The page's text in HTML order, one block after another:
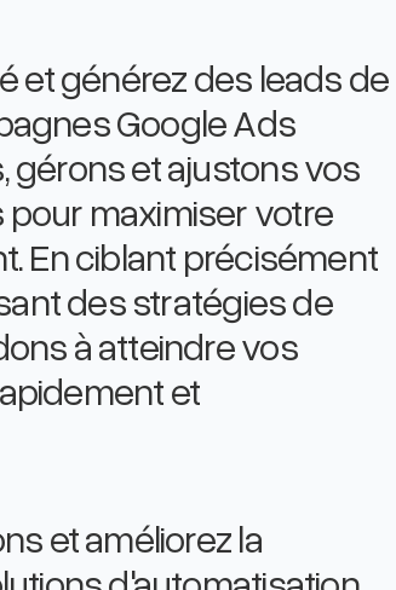
et générez des leads de
Google Ads
gérons et ajustons vos
maximiser votre
En ciblant précisément
des stratégies de
à atteindre vos
et
et améliorez la